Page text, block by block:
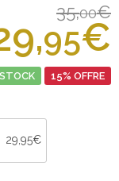
35,00€
95€
15% OFFRE
29,95€